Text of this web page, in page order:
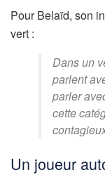
Pour Belaïd, son
vert :
Dans un
parlent
parler
cette
Un joueur